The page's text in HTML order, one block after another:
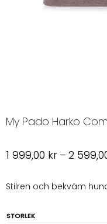
My Pado Harko
1 999,00 kr – 2
Stilren och bekväm
STORLEK